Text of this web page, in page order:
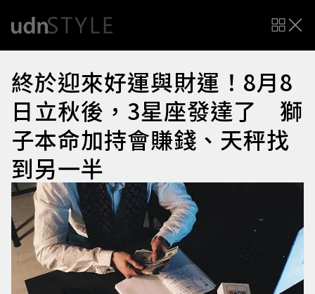
終於迎來好運與財運！8月8
日立秋後，3星座發達了 獅
子本命加持會賺錢、天秤找
到另一半